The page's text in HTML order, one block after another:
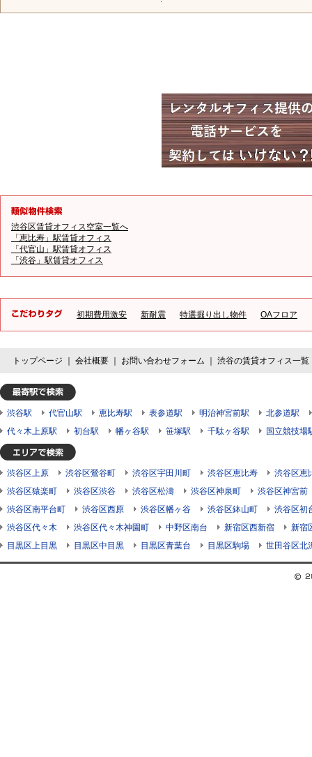
渋谷区賃貸オフィス空室一覧へ
「恵比寿」駅賃貸オフィス
「代官山」駅賃貸オフィス
「渋谷」駅賃貸オフィス
初期費用激安 新耐震 特選掘り出し物件 OAフロア
トップページ 会社概要 お問い合わせフォーム 渋谷の賃貸オフィス一覧
渋谷駅 代官山駅 恵比寿駅 表参道駅 明治神宮前駅
北参道駅
代々木上原駅
初台駅 幡ヶ谷駅 笹塚駅 千駄ヶ谷駅 国立競技場
渋谷区上原 渋谷区鶯谷町 渋谷区宇田川町 渋谷区恵比寿
渋谷区恵
渋谷区猿楽町
渋谷区渋谷 渋谷区松濤 渋谷区神泉町
渋谷区神宮前
渋谷区南平台町
渋谷区西原 渋谷区幡ヶ谷 渋谷区鉢山町
渋谷区初
渋谷区代々木
渋谷区代々木神園町 中野区南台 新宿区西新宿
新宿
目黒区上目黒
目黒区中目黒 目黒区青葉台 目黒区駒場 世田谷区北